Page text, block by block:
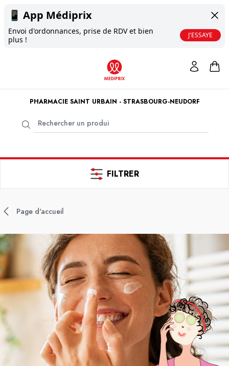
📱 App Médiprix
Envoi d'ordonnances, prise de RDV et bien
plus !
J'ESSAYE
PHARMACIE SAINT URBAIN - STRASBOURG-NEUDORF
FILTRER
Page d'accueil